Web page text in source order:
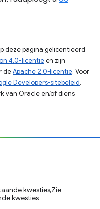
deze pagina gelicentieerd
4.0-licentieen zijn
deApache 2.0-licentie. Voor
Developers-sitebeleid.
van Oracle en/of diens
kwesties,Zie
kwesties